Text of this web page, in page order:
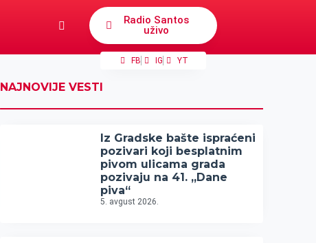
Radio Santos
uživo
FB IG YT
NAJNOVIJE VESTI
Iz Gradske bašte ispraćeni
pozivari koji besplatnim
pivom ulicama grada
pozivaju na 41. „Dane
piva“
5. avgust 2026.